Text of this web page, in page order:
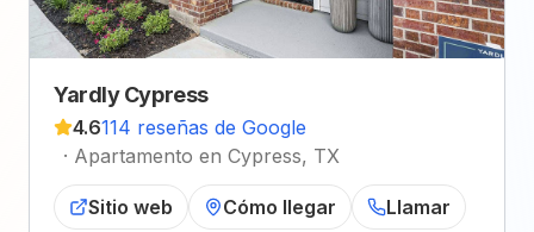
Yardly Cypress
4.6114 reseñas de Google
· Apartamento en Cypress, TX
Sitio web Cómo llegar Llamar